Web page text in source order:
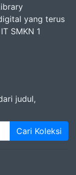
yang terus
SMKN 1
judul,
Cari Koleksi